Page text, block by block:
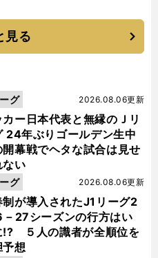
見る
ー日本代表と無縁のＪリ
24年ぶりゴールデン生中
開幕戦でヘタな試合は見せ
ない
2026.08.06更新
グ
制が導入されたJ1リーグ2
27シーズンの行方はい
!? ５人の識者が全順位を
予想
2026.08.06更新
グ